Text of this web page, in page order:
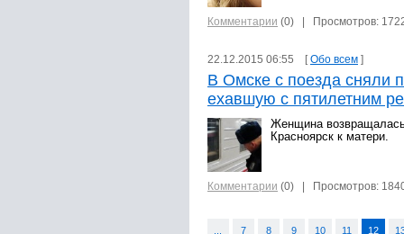
Комментарии (0) | Просмотров:
22.12.2015 06:55 [Обо всем ]
В Омске с поезда сняли
ехавшую с пятилетним
Женщина
Красноярск к матери.
Комментарии (0) | Просмотров:
7 8 9 10 11 12